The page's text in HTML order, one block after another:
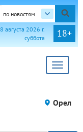
по новостям
18+
8 августа 2026 г.
суббота
Toggle
Орел